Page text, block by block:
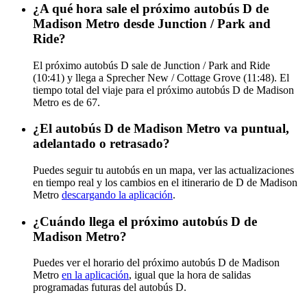
¿A qué hora sale el próximo autobús D de
Madison Metro desde Junction / Park and
Ride?
El próximo autobús D sale de Junction / Park and Ride
(10:41) y llega a Sprecher New / Cottage Grove (11:48). El
tiempo total del viaje para el próximo autobús D de Madison
Metro es de 67.
¿El autobús D de Madison Metro va puntual,
adelantado o retrasado?
Puedes seguir tu autobús en un mapa, ver las actualizaciones
en tiempo real y los cambios en el itinerario de D de Madison
Metro descargando la aplicación.
¿Cuándo llega el próximo autobús D de
Madison Metro?
Puedes ver el horario del próximo autobús D de Madison
Metro en la aplicación, igual que la hora de salidas
programadas futuras del autobús D.